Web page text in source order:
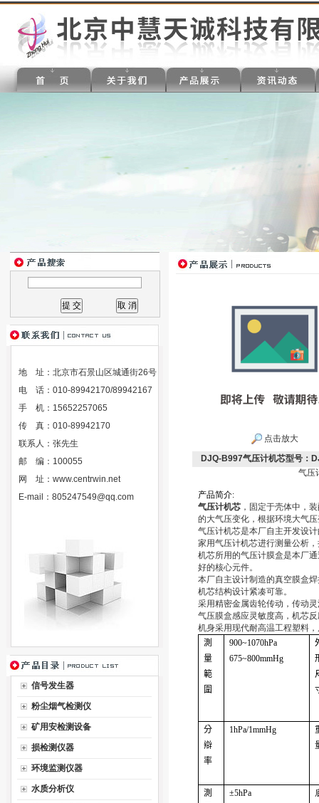
地 址：北京市石景山区城通街26号
电 话：010-89942170/89942167
手 机：15652257065
传 真：010-89942170
联系人：张先生
邮 编：100055
网 址： www.centrwin.net
E-mail： 805247549@qq.com
信号发生器
粉尘烟气检测仪
矿用安检测设备
损检测仪器
环境监测仪器
水质分析仪
点击放大
DJQ-B997气压计机芯型号：
气压
产品简介:
气压计机芯，固定于壳体中，
的大气压变化，根据环境大气
气压计机芯是本厂自主开发设
家用气压计机芯进行测量公析
机芯所用的气压计膜盒是本厂
好的核心元件。
本厂自主设计制造的真空膜盒
机芯结构设计紧凑可靠。
采用精密金属齿轮传动，传动
气压膜盒感应灵敏度高，机芯
机身采用现代耐高温工程塑料
測
量
範
圍
900~1070hPa
675~800mmHg
分
辯
率
1hPa/1mmHg
測
±5hPa